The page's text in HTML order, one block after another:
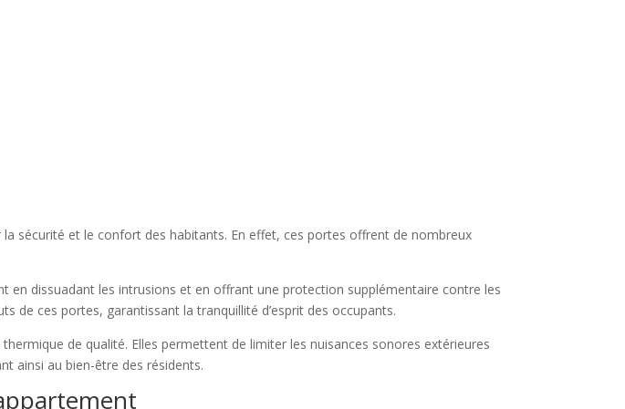
sécurité et le confort des habitants. En effet, ces portes offrent de nombreux
dissuadant les intrusions et en offrant une protection supplémentaire contre les
de ces portes, garantissant la tranquillité d’esprit des occupants.
de qualité. Elles permettent de limiter les nuisances sonores extérieures
ainsi au bien-être des résidents.